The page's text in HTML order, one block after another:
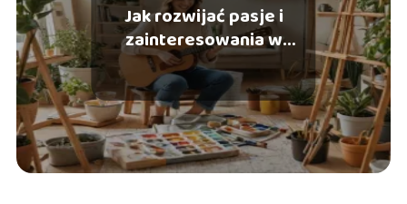
Jak rozwijać pasje i
zainteresowania w
wolnym czasie?